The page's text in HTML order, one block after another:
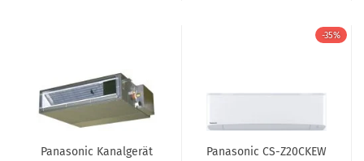
Panasonic Kanalgerät
-35%
Panasonic CS-Z20CKEW